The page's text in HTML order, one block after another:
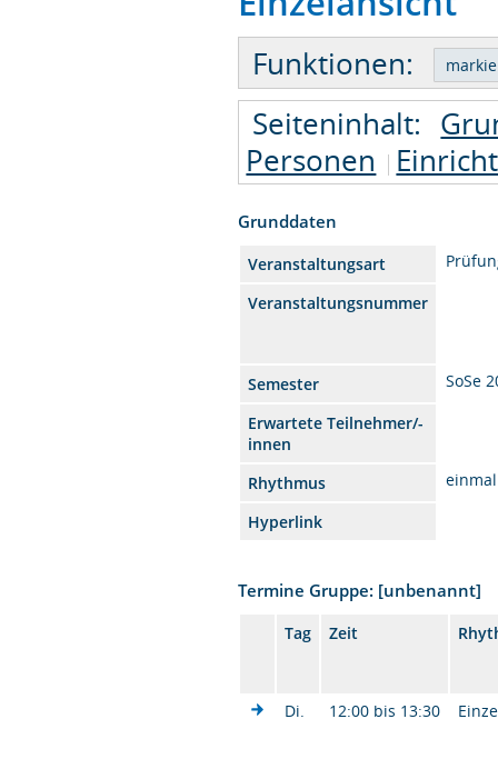
Funktionen:
Seiteninhalt:
Personen
Grunddaten
Veranstaltungsart
Veranstaltungsnummer
Semester
SoSe
Erwartete Teilnehmer/-
innen
Rhythmus
Hyperlink
Termine Gruppe: [unbenannt]
Tag Zeit
Di. 12:00 bis 13:30